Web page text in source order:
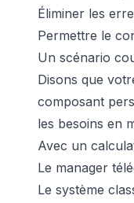
Éliminer les
Permettre le
Un scénario
Disons que
composant
les besoins en
Avec un
Le manager
Le système